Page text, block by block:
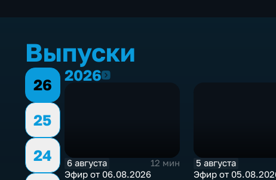
Выпуски
26
25
24
20262026
6 августа
12 мин
Эфир от 06.08.2026
5 августа
Эфир от